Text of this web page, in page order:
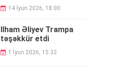
14 İyun 2026, 18:00
İlham Əliyev Trampa
təşəkkür etdi
1 İyun 2026, 15:32